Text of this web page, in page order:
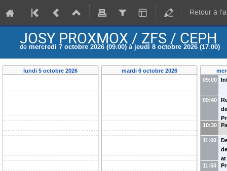
Retour à
JOSY PROXMOX / ZFS / CEPH
de mercredi 7 octobre 2026 (09:00) àjeudi 8 octobre 2026 (17:00)
lundi 5 octobre 2026 mardi 6 octobre 2026
09:00
09:40
(
10:30
11:00
at
11:50